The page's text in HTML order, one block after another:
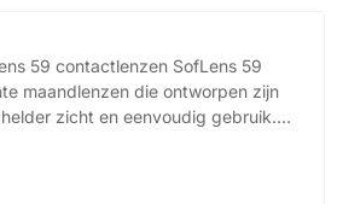
op het oog en blijven ze
SofLens 59
maandlenzen die ontworpen zijn
zicht en eenvoudig gebruik.
+ Lomb staan bekend om hun
zijn ideaal voor zowel beginnende
die op zoek zijn naar een betaalbare en